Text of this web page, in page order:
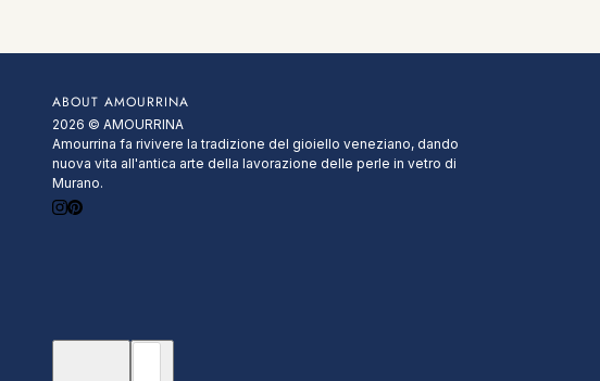
ABOUT AMOURRINA
2026 © AMOURRINA
Amourrina fa rivivere la tradizione del gioiello veneziano, dando
nuova vita all'antica arte della lavorazione delle perle in vetro di
Murano.
Selettore paese